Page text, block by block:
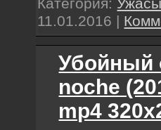
11.01.2016 |
Убойный
noche
mp4